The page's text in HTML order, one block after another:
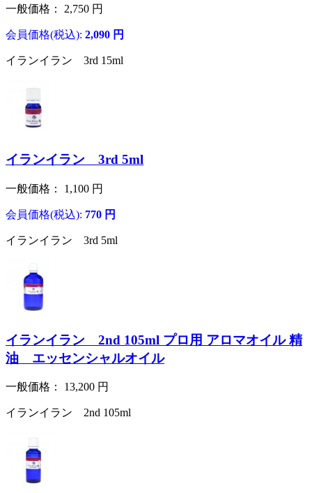
一般価格： 2,750 円
会員価格(税込): 2,090 円
イランイラン 3rd 15ml
イランイラン 3rd 5ml
一般価格： 1,100 円
会員価格(税込): 770 円
イランイラン 3rd 5ml
イランイラン 2nd 105ml プロ用 アロマオイル 精
油 エッセンシャルオイル
一般価格： 13,200 円
イランイラン 2nd 105ml